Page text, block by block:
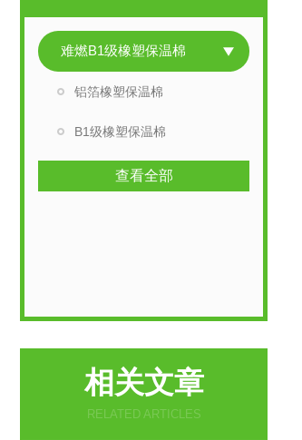
难燃B1级橡塑保温棉
铝箔橡塑保温棉
B1级橡塑保温棉
查看全部
相关文章
RELATED ARTICLES